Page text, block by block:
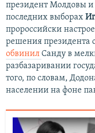
президент Молдовы
последних выборах
пророссийски
решения президента
обвинил Санду в
разбазаривании
того, по словам,
населении на фоне